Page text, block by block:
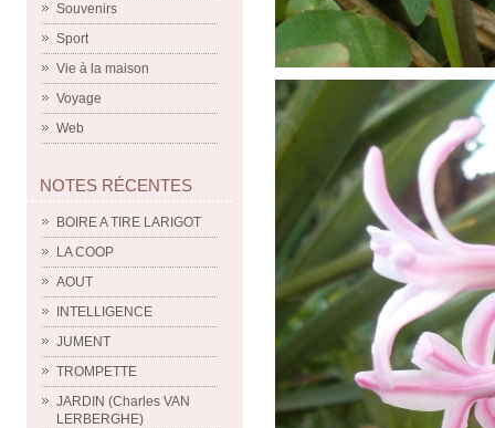
Souvenirs
Sport
Vie à la maison
Voyage
Web
NOTES RÉCENTES
BOIRE A TIRE LARIGOT
LA COOP
AOUT
INTELLIGENCE
JUMENT
TROMPETTE
JARDIN (Charles VAN
LERBERGHE)